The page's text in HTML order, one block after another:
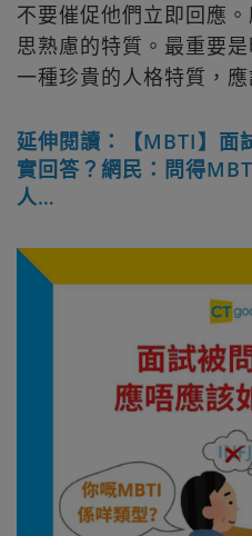
不要催促他們立即回應
思熟慮的特質。最重要
一種珍貴的人格特質，
延伸閱讀：【MBTI】面
實回答？網民：問得
人…